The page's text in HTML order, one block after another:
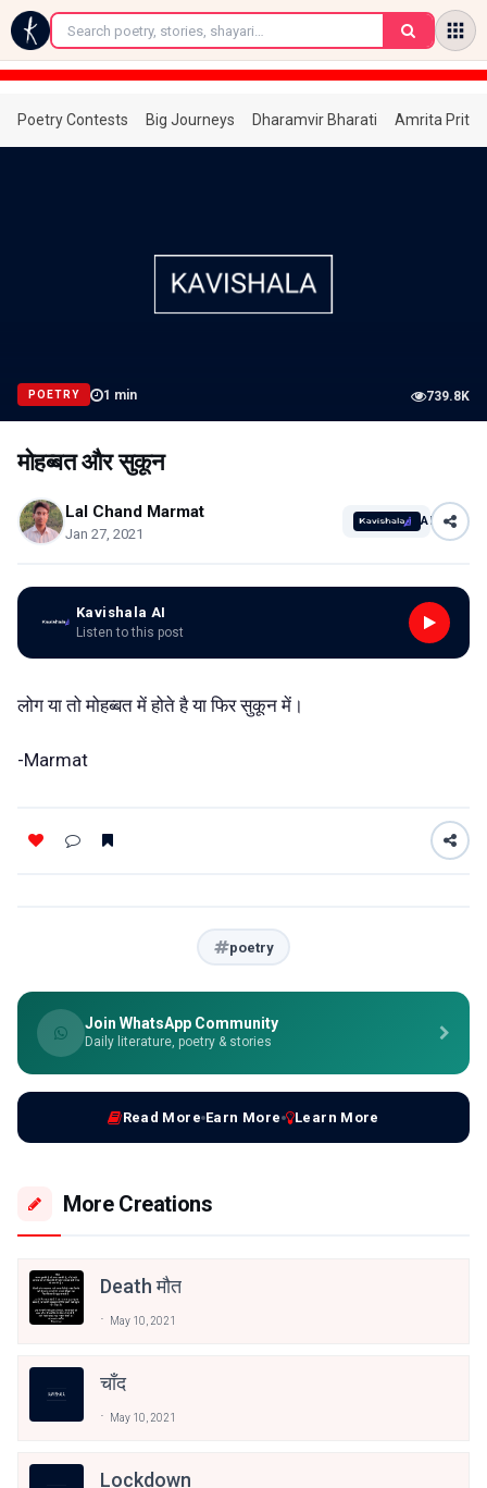
←
Poetry Contests Big Journeys Dharamvir Bharati Amrita
POETRY 1 min 739.8K
मोहब्बत और सुकून
Lal Chand Marmat
Jan 27, 2021
AI
Kavishala AI
Listen to this post
लोग या तो मोहब्बत में होते है या फिर सुकून में।
-Marmat
poetry
Join WhatsApp Community
Daily literature, poetry & stories
Read More Earn More Learn More
More Creations
Death मौत
May 10, 2021
चाँद
May 10, 2021
Lockdown